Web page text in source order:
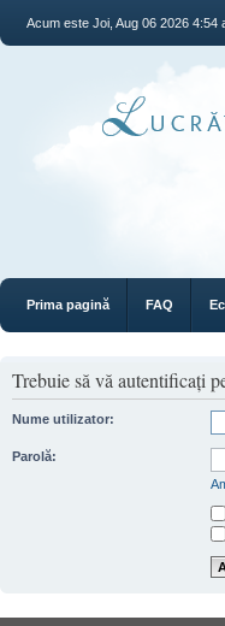
Acum este Joi, Aug 06 2026 4:54
Prima pagină FAQ
Trebuie să vă autentificaţi
Nume utilizator:
Parolă: